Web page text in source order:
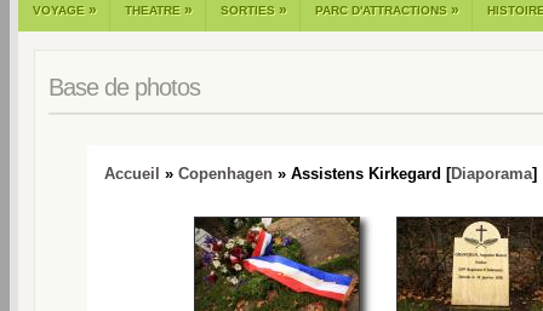
VOYAGE » THEATRE » SORTIES » PARC D'ATTRACTIONS »
Base de photos
Accueil » Copenhagen » Assistens Kirkegard [Diaporama]